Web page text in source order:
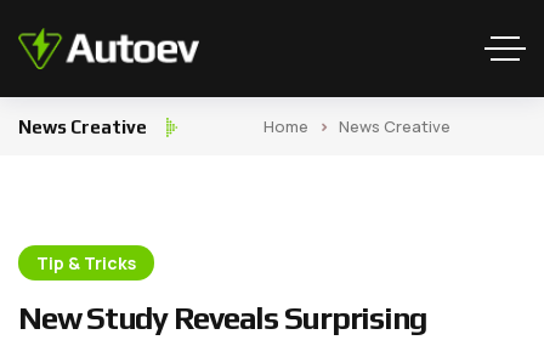
News Creative Home News Creative
Tip & Tricks
NewStudy Reveals Surprising